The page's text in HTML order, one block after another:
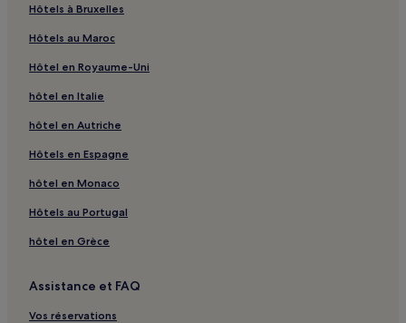
Hôtels à Bruxelles
Hôtels au Maroc
Hôtel en Royaume-Uni
hôtel en Italie
hôtel en Autriche
Hôtels en Espagne
hôtel en Monaco
Hôtels au Portugal
hôtel en Grèce
Assistance et FAQ
Vos réservations